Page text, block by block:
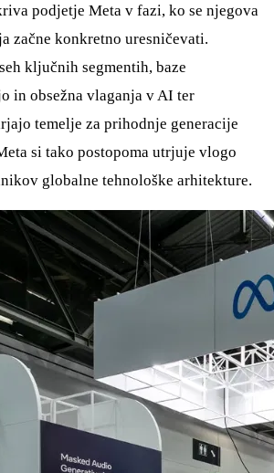
podjetje Meta v fazi, ko se njegova
začne konkretno uresničevati.
ključnih segmentih, baze
in obsežna vlaganja v AI ter
temelje za prihodnje generacije
si tako postopoma utrjuje vlogo
globalne tehnološke arhitekture.